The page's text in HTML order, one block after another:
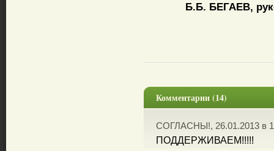
Б.Б. БЕГАЕВ,
Комментарии (14)
СОГЛАСНЫ!, 26.01.2013 в
ПОДДЕРЖИВАЕМ!!!!!